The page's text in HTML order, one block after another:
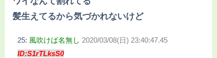
髪生えてるから気づかれないけど
25: 風吹けば名無し 2020/03/08(日) 23:40:47.45
ID:S1rTLksS0